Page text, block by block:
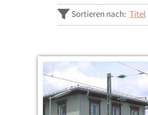
Sortieren nach: Titel